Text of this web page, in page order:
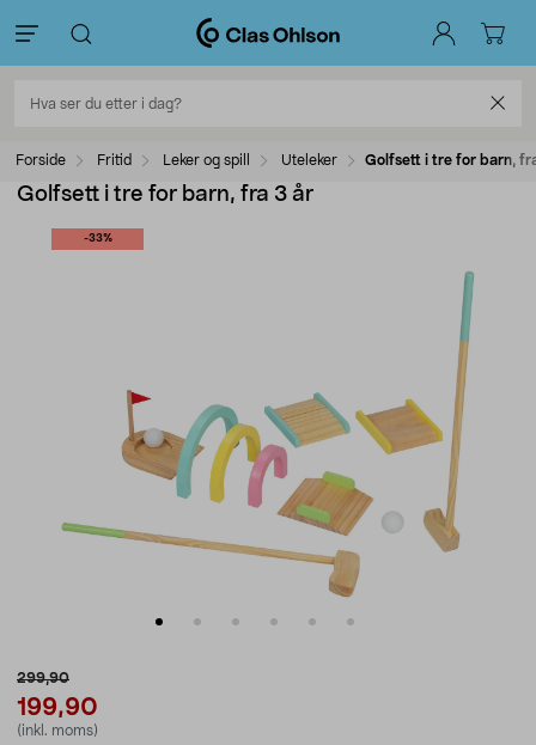
Forside Fritid Leker og spill Uteleker Golfsett i tre for barn,
Golfsett i tre for barn, fra 3 år
-33%
299,90
199,90
(inkl. moms)